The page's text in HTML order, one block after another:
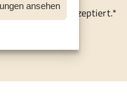
ansehenund akzeptiert.*